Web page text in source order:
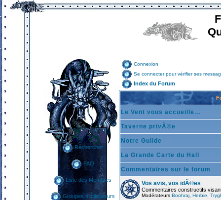
Rechercher
FAQ
Liste des Membres
Groupes d'utilisateurs
Connexion
Se connecter pour vérifier ses
Index du Forum
Le Vent vous accueille...
Taverne privÃ©e
Notre Guilde
La Grande Carte du Hall
Commentaires sur le forum
Vos avis, vos idÃ©es
Commentaires constructifs
Modérateurs Boohraj Herbie